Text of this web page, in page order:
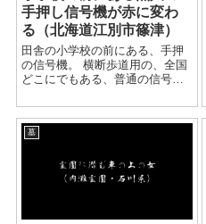
手押し信号機が赤に変わ
る（北海道江別市篠津）
田舎の小学校の前にある、手押
の信号機。 横断歩道用の、全国
どこにでもある、普通の信号
のうわさがあり、お祓いをして
貰ったこともあるのですが、 最
近はそんな話も聞こえては来て
墓